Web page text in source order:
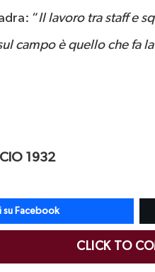
“Il lavoro tra staff e
campo è quello che fa
1932
su Facebook
CLICK TO